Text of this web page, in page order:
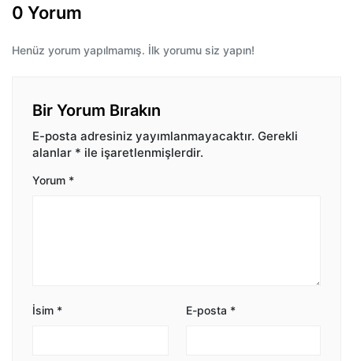
0 Yorum
Henüz yorum yapılmamış. İlk yorumu siz yapın!
Bir Yorum Bırakın
E-posta adresiniz yayımlanmayacaktır. Gerekli
alanlar * ile işaretlenmişlerdir.
Yorum *
İsim * E-posta *